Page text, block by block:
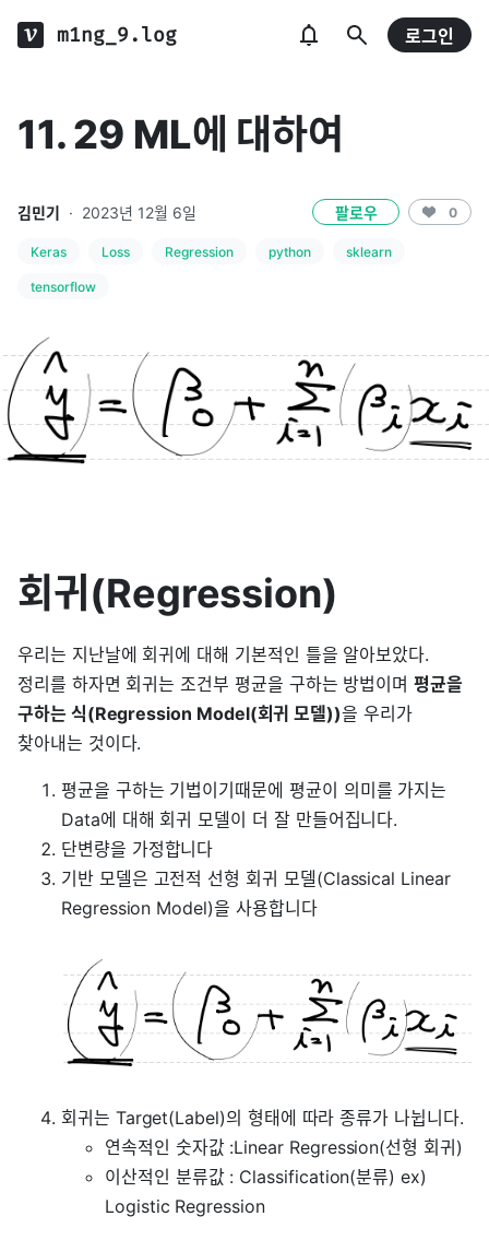
m1ng_9.log 로그인
11. 29 ML에 대하여
김민기 · 2023년 12월 6일 팔로우 0
Keras Loss Regression python sklearn
tensorflow
회귀(Regression)
우리는 지난날에 회귀에 대해 기본적인 틀을 알아보았다.
정리를 하자면 회귀는 조건부 평균을 구하는 방법이며평균을
구하는 식(Regression Model(회귀 모델))을 우리가
찾아내는 것이다.
평균을 구하는 기법이기때문에 평균이 의미를 가지는
Data에 대해 회귀 모델이 더 잘 만들어집니다.
단변량을 가정합니다
기반 모델은 고전적 선형 회귀 모델(Classical Linear
Regression Model)을 사용합니다
회귀는 Target(Label)의 형태에 따라 종류가 나뉩니다.
연속적인 숫자값 :Linear Regression(선형 회귀)
이산적인 분류값 : Classification(분류) ex)
Logistic Regression